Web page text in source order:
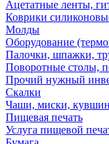
Ацетатные ленты,
Коврики
Молды
Оборудование
Палочки, шпажки,
Поворотные столы,
Прочий нужный
Скалки
Чаши, миски,
Пищевая печать
Услуга пищевой